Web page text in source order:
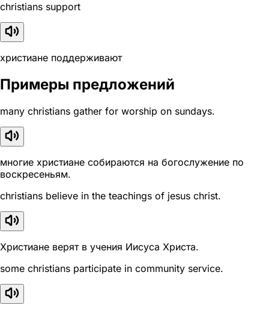
christians support
христиане поддерживают
Примеры предложений
many christians gather for worship on sundays.
многие христиане собираются на богослужение по
воскресеньям.
christians believe in the teachings of jesus christ.
Христиане верят в учения Иисуса Христа.
some christians participate in community service.